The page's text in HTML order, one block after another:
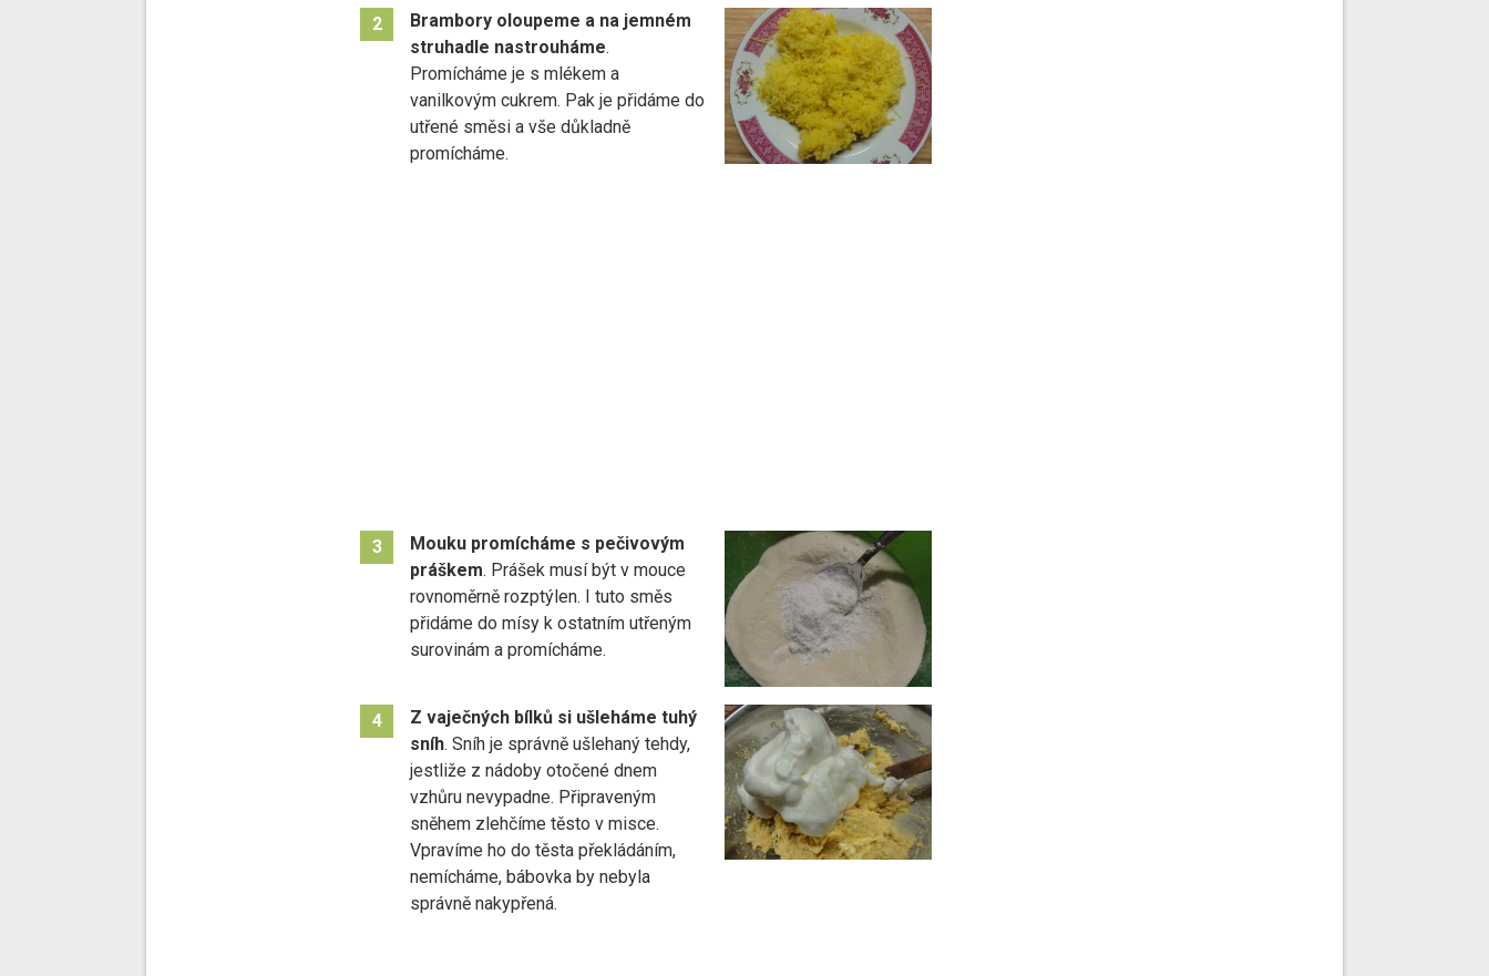
2
Brambory oloupeme a na jemném
struhadle nastrouháme.
Promícháme je s mlékem a
vanilkovým cukrem. Pak je přidáme do
utřené směsi a vše důkladně
promícháme.
3
Mouku promícháme s pečivovým
práškem. Prášek musí být v mouce
rovnoměrně rozptýlen. I tuto směs
přidáme do mísy k ostatním utřeným
surovinám a promícháme.
4
Z vaječných bílků si ušleháme tuhý
sníh. Sníh je správně ušlehaný tehdy,
jestliže z nádoby otočené dnem
vzhůru nevypadne. Připraveným
sněhem zlehčíme těsto v misce.
Vpravíme ho do těsta překládáním,
nemícháme, bábovka by nebyla
správně nakypřená.